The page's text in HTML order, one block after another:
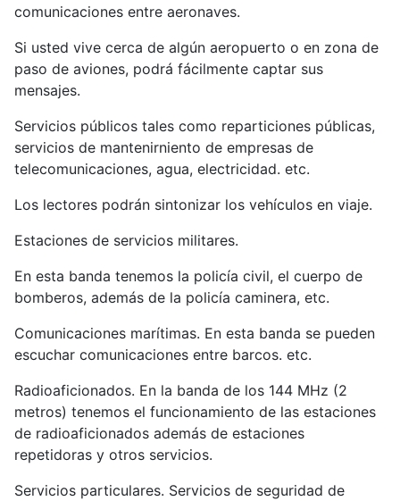
comunicaciones entre aeronaves.
Si usted vive cerca de algún aeropuerto o en zona de
paso de aviones, podrá fácilmente captar sus
mensajes.
Servicios públicos tales como reparticiones públicas,
servicios de mantenirniento de empresas de
telecomunicaciones, agua, electricidad. etc.
Los lectores podrán sintonizar los vehículos en viaje.
Estaciones de servicios militares.
En esta banda tenemos la policía civil, el cuerpo de
bomberos, además de la policía caminera, etc.
Comunicaciones marítimas. En esta banda se pueden
escuchar comunicaciones entre barcos. etc.
Radioaficionados. En la banda de los 144 MHz (2
metros) tenemos el funcionamiento de las estaciones
de radioaficionados además de estaciones
repetidoras y otros servicios.
Servicios particulares. Servicios de seguridad de